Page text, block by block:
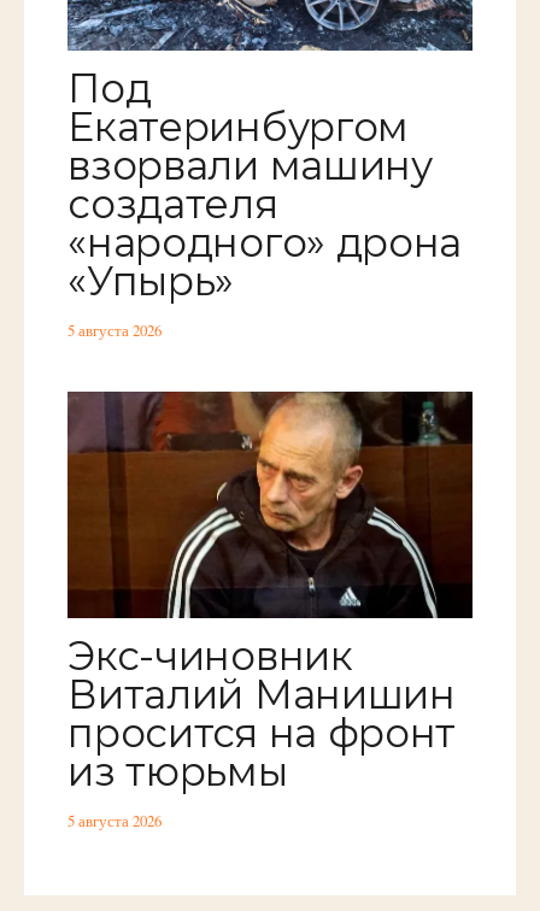
Под
Екатеринбургом
взорвали машину
создателя
«народного» дрона
«Упырь»
5 августа 2026
Экс-чиновник
Виталий Манишин
просится на фронт
из тюрьмы
5 августа 2026